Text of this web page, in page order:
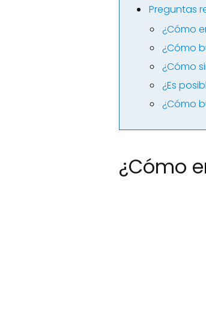
Preguntas
¿Cómo
¿Cómo
¿Cómo
¿Es
¿Cómo
¿Cómo